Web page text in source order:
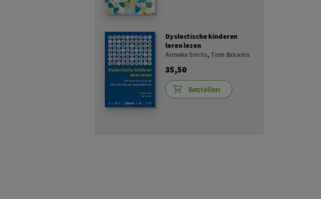
Dyslectische kinderen
leren lezen
Anneke Smits, Tom Braams
35,50
Bestellen